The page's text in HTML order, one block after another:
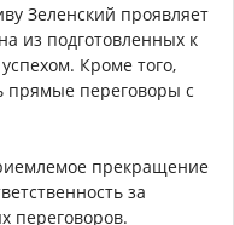
Зеленский проявляет
из подготовленных к
Кроме того,
прямые переговоры с
прекращение
за
переговоров.